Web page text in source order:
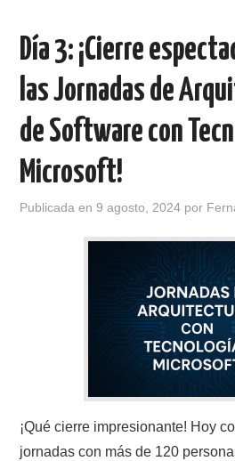
Día 3: ¡Cierre
las Jornadas de
de Software con
Microsoft!
Publicada en9 agosto, 2024 por
¡Qué cierre impresionante! Hoy
jornadas con más de 120